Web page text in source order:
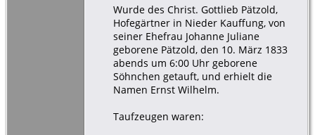
Wurde des Christ. Gottlieb Pätzold,
Hofegärtner in Nieder Kauffung, von
seiner Ehefrau Johanne Juliane
geborene Pätzold, den 10. März 1833
abends um 6:00 Uhr geborene
Söhnchen getauft, und erhielt die
Namen Ernst Wilhelm.
Taufzeugen waren: